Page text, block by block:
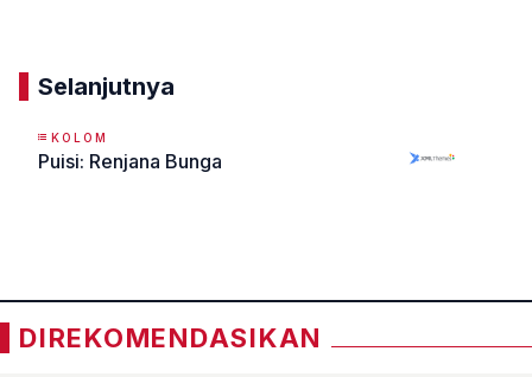
Selanjutnya
KOLOM
Puisi: Renjana Bunga
DIREKOMENDASIKAN